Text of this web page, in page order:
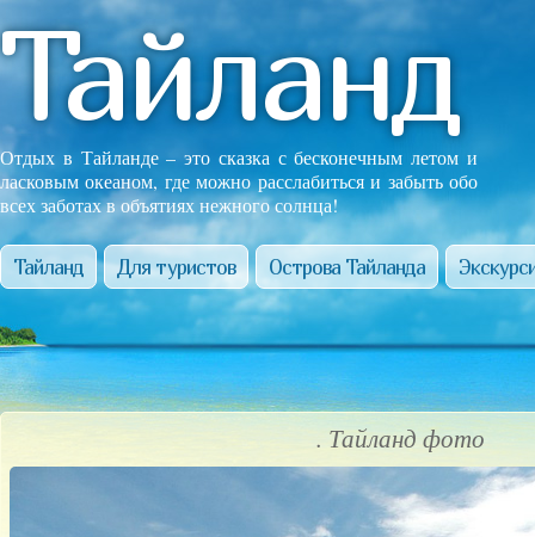
Тайланд
Отдых в Тайланде – это сказка с бесконечным летом и
ласковым океаном, где можно расслабиться и забыть обо
всех заботах в объятиях нежного солнца!
Тайланд Для туристов Острова Тайланда
. Тайланд фото